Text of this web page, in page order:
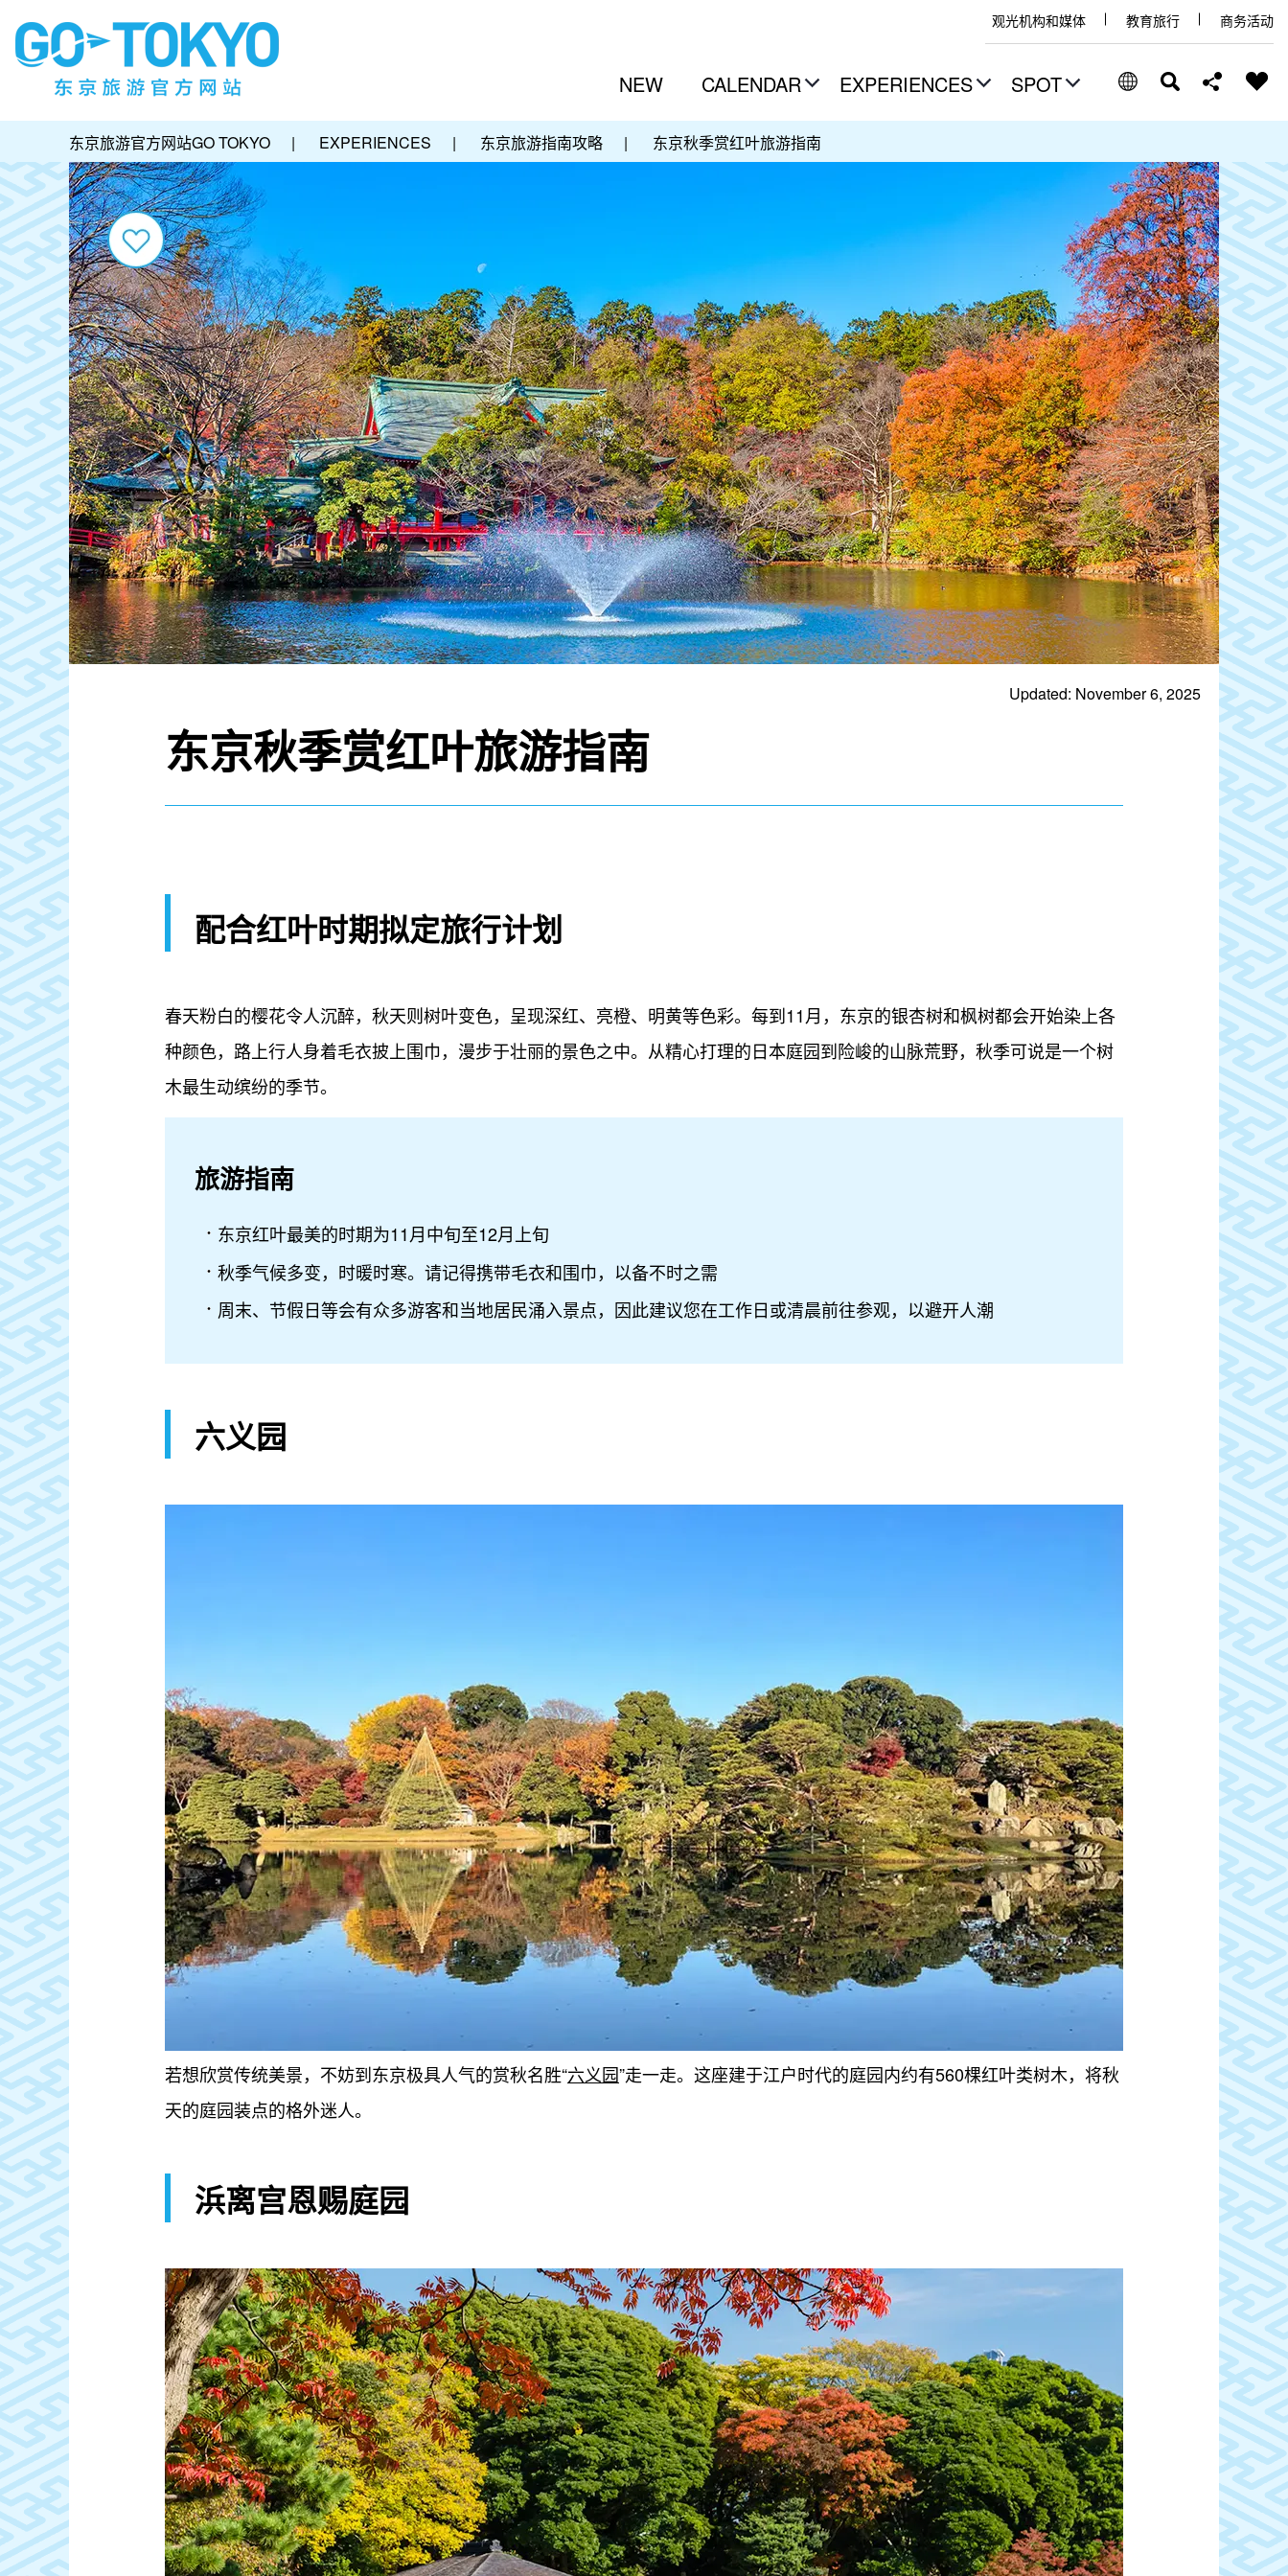
观光机构和媒体 教育旅行 商务活动
NEW CALENDAR EXPERIENCES SPOT
东京旅游官方网站GO TOKYO | EXPERIENCES | 东京旅游指南攻略 | 东京秋季赏红叶旅游指南
Updated: November 6, 2025
东京秋季赏红叶旅游指南
配合红叶时期拟定旅行计划
春天粉白的樱花令人沉醉，秋天则树叶变色，呈现深红、亮橙、明黄等色彩。每到11月，东京的银杏树和枫树都会开始染上各
种颜色，路上行人身着毛衣披上围巾，漫步于壮丽的景色之中。从精心打理的日本庭园到险峻的山脉荒野，秋季可说是一个树
木最生动缤纷的季节。
旅游指南
东京红叶最美的时期为11月中旬至12月上旬
秋季气候多变，时暖时寒。请记得携带毛衣和围巾，以备不时之需
周末、节假日等会有众多游客和当地居民涌入景点，因此建议您在工作日或清晨前往参观，以避开人潮
六义园
若想欣赏传统美景，不妨到东京极具人气的赏秋名胜“六义园”走一走。这座建于江户时代的庭园内约有560棵红叶类树木，将秋
天的庭园装点的格外迷人。
浜离宫恩赐庭园